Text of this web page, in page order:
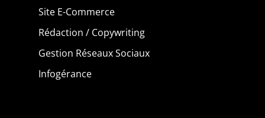
Site E-Commerce
Rédaction / Copywriting
Gestion Réseaux Sociaux
Infogérance